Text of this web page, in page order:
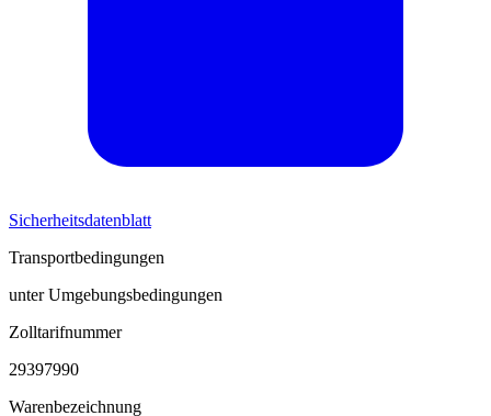
Sicherheitsdatenblatt
Transportbedingungen
unter Umgebungsbedingungen
Zolltarifnummer
29397990
Warenbezeichnung